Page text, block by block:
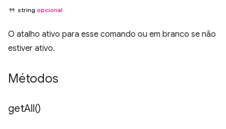
string opcional
O atalho ativo para esse comando ou em branco se não
estiver ativo.
Métodos
getAll()